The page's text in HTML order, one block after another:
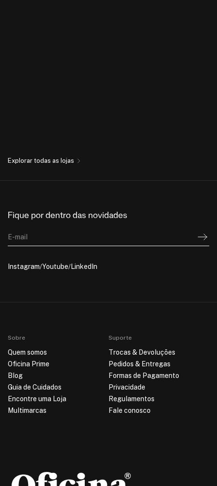
Explorar todas as lojas
Fique por dentro das novidades
E-mail
Instagram Youtube LinkedIn
Sobre
Quem somos
Oficina Prime
Blog
Guia de Cuidados
Encontre uma Loja
Multimarcas
Suporte
Trocas & Devoluções
Pedidos & Entregas
Formas de Pagamento
Privacidade
Regulamentos
Fale conosco